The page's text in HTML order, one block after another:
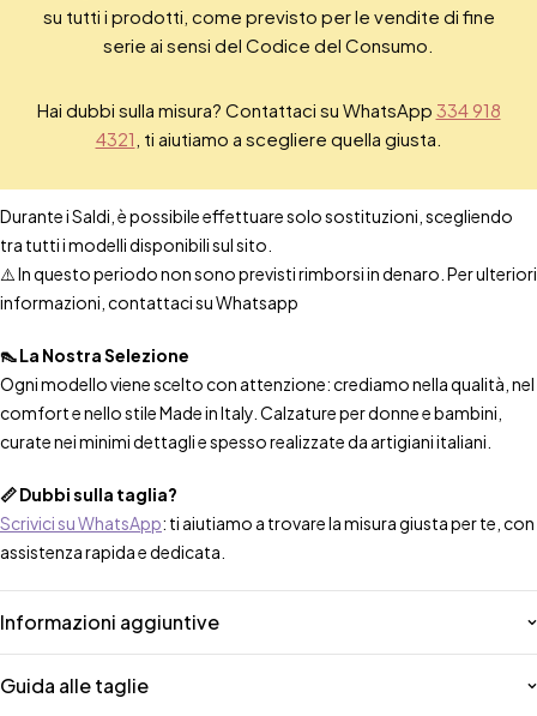
su tutti i prodotti, come previsto per le vendite di fine
serie ai sensi del Codice del Consumo.
Hai dubbi sulla misura? Contattaci su WhatsApp 334 918
4321 , ti aiutiamo a scegliere quella giusta.
Durante i Saldi, è possibile effettuare solo sostituzioni, scegliendo
tra tutti i modelli disponibili sul sito.
⚠️ In questo periodo non sono previsti rimborsi in denaro. Per ulteriori
informazioni, contattaci su Whatsapp
👠 La Nostra Selezione
Ogni modello viene scelto con attenzione: crediamo nella qualità, nel
comfort e nello stile Made in Italy. Calzature per donne e bambini,
curate nei minimi dettagli e spesso realizzate da artigiani italiani.
📏 Dubbi sulla taglia?
Scrivici su WhatsApp: ti aiutiamo a trovare la misura giusta per te, con
assistenza rapida e dedicata.
Informazioni aggiuntive
Guida alle taglie